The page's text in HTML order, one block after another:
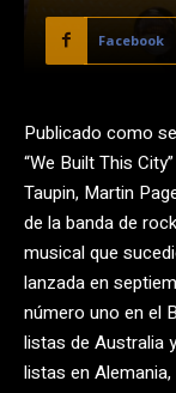
Facebook
Publicado como
“We Built This
Taupin, Martin
de la banda de
musical que
lanzada en
número uno en el
listas de Australia
listas en